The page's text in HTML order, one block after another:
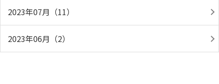
2023年07月（11）
2023年06月（2）